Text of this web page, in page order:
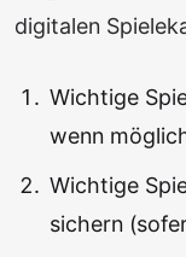
digitalen
Wichtige
wenn
Wichtige
sichern